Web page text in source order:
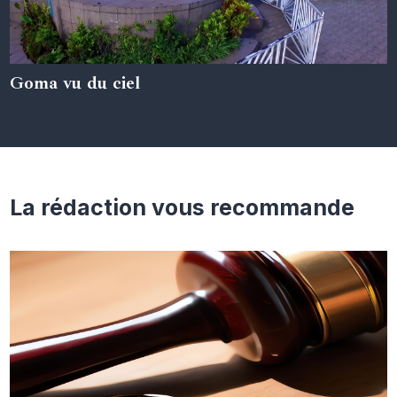
05 juin 2024
Goma vu du ciel
La rédaction vous recommande